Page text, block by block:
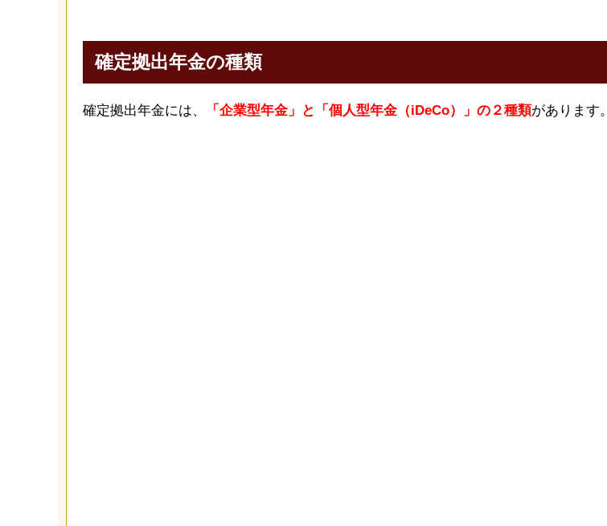
確定拠出年金の種類
確定拠出年金には、 「企業型年金」と「個人型年金（iDeCo）」の２種類があります。